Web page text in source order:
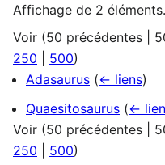
Affichage de 2 éléments.
Voir (50 précédentes
250
500)
Adasaurus (← liens)
Quaesitosaurus (←
Voir (50 précédentes
250
500)